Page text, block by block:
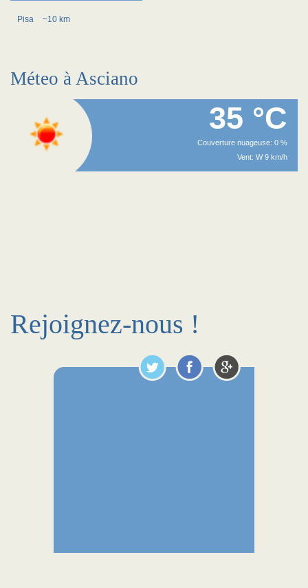
Pisa ~10 km
Méteo à Asciano
35 °C
Couverture nuageuse: 0 %
Vent: W 9 km/h
Rejoignez-nous !